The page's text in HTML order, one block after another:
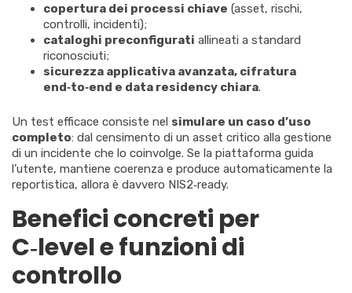
copertura dei processi chiave (asset, rischi,
controlli, incidenti);
cataloghi preconfigurati allineati a standard
riconosciuti;
sicurezza applicativa avanzata, cifratura
end‑to‑end e data residency chiara.
Un test efficace consiste nel simulare un caso d’uso
completo: dal censimento di un asset critico alla gestione
di un incidente che lo coinvolge. Se la piattaforma guida
l’utente, mantiene coerenza e produce automaticamente la
reportistica, allora è davvero NIS2‑ready.
Benefici concreti per
C‑level e funzioni di
controllo